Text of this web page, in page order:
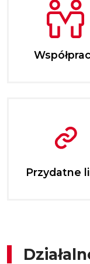
Przydatne